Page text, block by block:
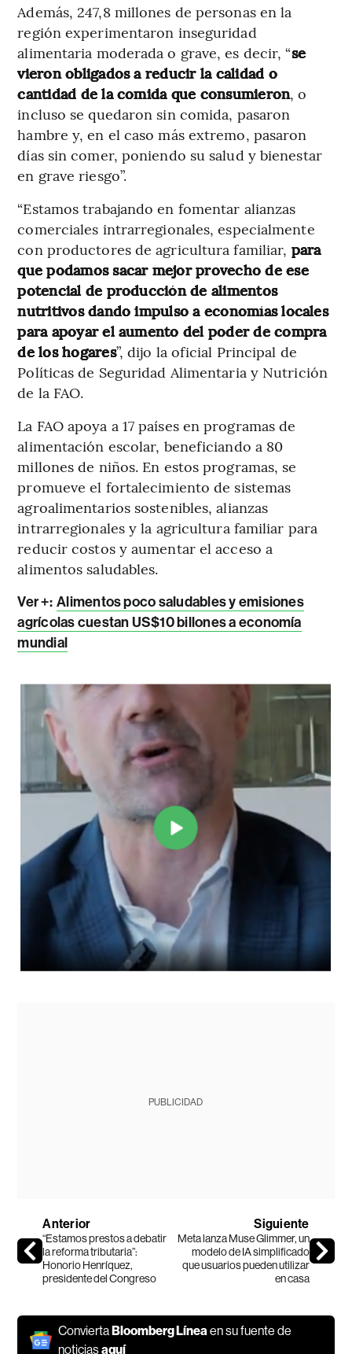
Además, 247,8 millones de personas en la
región experimentaron inseguridad
alimentaria moderada o grave, es decir, “se
vieron obligados a reducir la calidad o
cantidad de la comida que consumieron, o
incluso se quedaron sin comida, pasaron
hambre y, en el caso más extremo, pasaron
días sin comer, poniendo su salud y bienestar
en grave riesgo”.
“Estamos trabajando en fomentar alianzas
comerciales intrarregionales, especialmente
con productores de agricultura familiar, para
que podamos sacar mejor provecho de ese
potencial de producción de alimentos
nutritivos dando impulso a economías locales
para apoyar el aumento del poder de compra
de los hogares”, dijo la oficial Principal de
Políticas de Seguridad Alimentaria y Nutrición
de la FAO.
La FAO apoya a 17 países en programas de
alimentación escolar, beneficiando a 80
millones de niños. En estos programas, se
promueve el fortalecimiento de sistemas
agroalimentarios sostenibles, alianzas
intrarregionales y la agricultura familiar para
reducir costos y aumentar el acceso a
alimentos saludables.
Ver +: Alimentos poco saludables y emisiones
agrícolas cuestan US$10 billones a economía
mundial
PUBLICIDAD
Anterior
“Estamos prestos a debatir
la reforma tributaria”:
Honorio Henríquez,
presidente del Congreso
Siguiente
Meta lanza Muse Glimmer, un
modelo de IA simplificado
que usuarios pueden utilizar
en casa
ConviertaBloomberg Línea en su fuente de
noticiasaquí